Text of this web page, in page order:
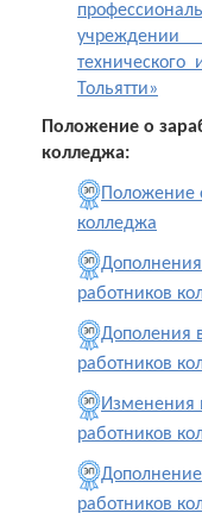
учреждении
технического
Тольятти»
Положение о
колледжа:
Положение
колледжа
работников
Дополения
работников
Изменения
работников
Дополнение
работников